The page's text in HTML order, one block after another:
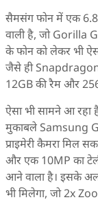
सैमसंग फोन में एक
वाली है, जो Gorilla
के फोन को लेकर भी
जैसे ही Snapdragon
12GB की रैम और
ऐसा भी सामने आ रहा
मुकाबले Samsung
प्राइमेरी कैमरा मिल
और एक 10MP का
आने वाला है। इसके
भी मिलेगा, जो 2x